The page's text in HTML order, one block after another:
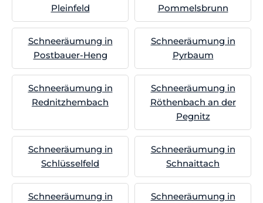
Pleinfeld
Pommelsbrunn
Schneeräumung in
Postbauer-Heng
Schneeräumung in
Pyrbaum
Schneeräumung in
Rednitzhembach
Schneeräumung in
Röthenbach an der
Pegnitz
Schneeräumung in
Schlüsselfeld
Schneeräumung in
Schnaittach
Schneeräumung in
Schneeräumung in